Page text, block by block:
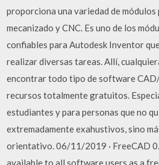
proporciona una variedad de
mecanizado y CNC. Es uno de los
confiables para Autodesk Inventor
realizar diversas tareas. Allí,
encontrar todo tipo de software
recursos totalmente gratuitos.
estudiantes y para personas que no
extremadamente exahustivos, sino
orientativo. 06/11/2019 · FreeCAD
available to all software users as a